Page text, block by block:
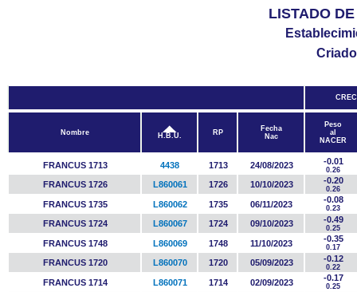
LISTADO
Nombre H.B.U. RP
Fecha
Nac
Peso
al
NACER
FRANCUS 1713 4438 1713 24/08/2023 -0.01
0.26
FRANCUS 1726 L860061 1726 10/10/2023 -0.20
0.26
FRANCUS 1735 L860062 1735 06/11/2023 -0.08
0.23
FRANCUS 1724 L860067 1724 09/10/2023 -0.49
0.25
FRANCUS 1748 L860069 1748 11/10/2023 -0.35
0.17
FRANCUS 1720 L860070 1720 05/09/2023 -0.12
0.22
FRANCUS 1714 L860071 1714 02/09/2023 -0.17
0.25